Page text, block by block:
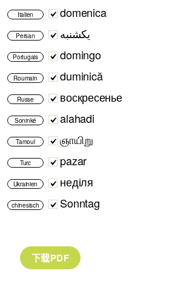
Italien domenica
Persan یکشنبه
Portugais domingo
Roumain duminică
Russe воскресенье
Soninké alahadi
Tamoul ஞாயிறு
Turc pazar
Ukrainien неділя
chinesisch Sonntag